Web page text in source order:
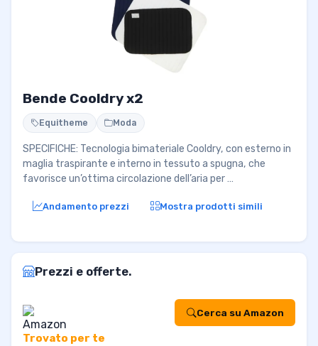
Bende Cooldry x2
Equitheme Moda
SPECIFICHE: Tecnologia bimateriale Cooldry, con esterno in
maglia traspirante e interno in tessuto a spugna, che
favorisce un’ottima circolazione dell’aria per …
Andamento prezzi Mostra prodotti simili
Prezzi e offerte.
Trovato per te
Cerca su Amazon